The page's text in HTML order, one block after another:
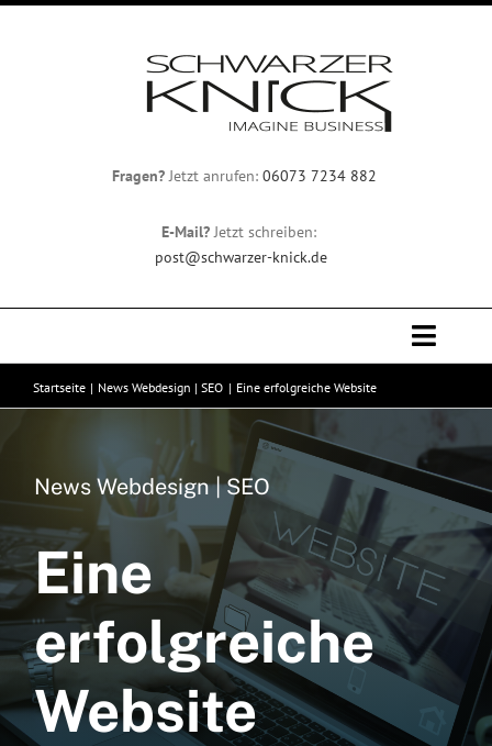
Fragen?Jetzt anrufen: 06073 7234 882
E-Mail?Jetzt schreiben:
post@schwarzer-knick.de
Toggle
Professionelles Webdesign
Team
Webdesign
Webhosting NVMe
SEO Agentur
Printdesign
Startseite News Webdesign | SEO Eine erfolgreiche Website
News Webdesign | SEO
Eine
erfolgreiche
Website